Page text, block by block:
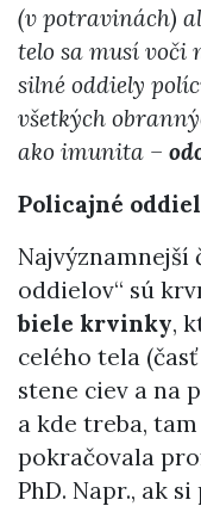
(v potravinách)
telo sa musí voči
silné oddiely
všetkých
ako imunita –
Policajné
Najvýznamnejší
oddielov“ sú
biele krvinky,
celého tela
stene ciev a na
a kde treba,
pokračovala
PhD. Napr., ak